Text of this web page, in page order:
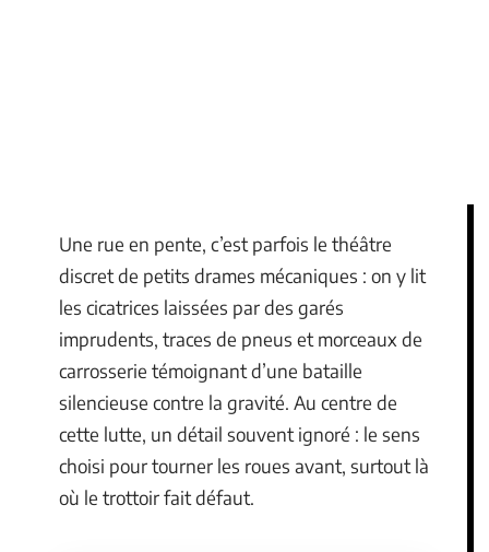
Une rue en pente, c’est parfois le théâtre
discret de petits drames mécaniques : on y lit
les cicatrices laissées par des garés
imprudents, traces de pneus et morceaux de
carrosserie témoignant d’une bataille
silencieuse contre la gravité. Au centre de
cette lutte, un détail souvent ignoré : le sens
choisi pour tourner les roues avant, surtout là
où le trottoir fait défaut.